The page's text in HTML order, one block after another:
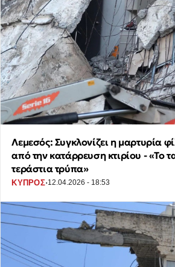
Λεμεσός: Συγκλονίζει η μαρτυρία
από την κατάρρευση κτιρίου - «Το
τεράστια τρύπα»
ΚΥΠΡΟΣ·12.04.2026 - 18:53